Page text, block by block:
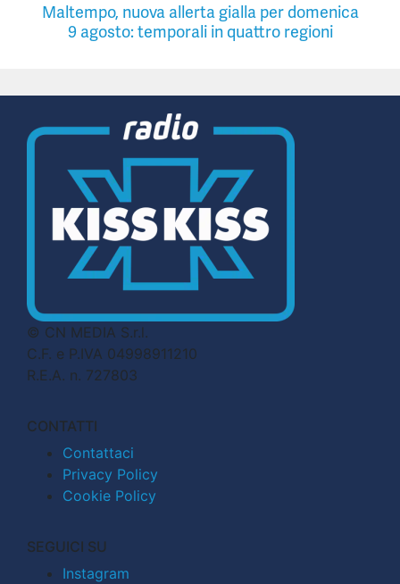
Maltempo, nuova allerta gialla per domenica
9 agosto: temporali in quattro regioni
© CN MEDIA S.r.l.
C.F. e P.IVA 04998911210
R.E.A. n. 727803
CONTATTI
Contattaci
Privacy Policy
Cookie Policy
SEGUICI SU
Instagram